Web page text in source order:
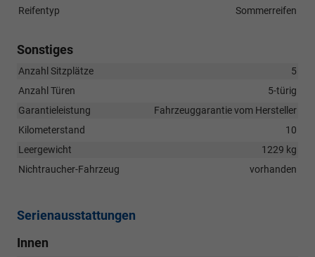
Reifentyp
Sommerreifen
Sonstiges
Anzahl Sitzplätze
5
Anzahl Türen
5-türig
Garantieleistung
Fahrzeuggarantie vom Hersteller
Kilometerstand
10
Leergewicht
1229 kg
Nichtraucher-Fahrzeug
vorhanden
Serienausstattungen
Innen